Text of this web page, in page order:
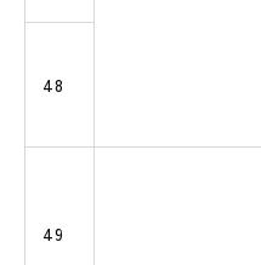
48
49